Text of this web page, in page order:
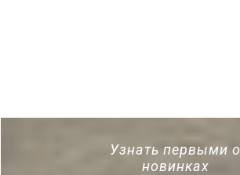
Узнать первыми о
новинках